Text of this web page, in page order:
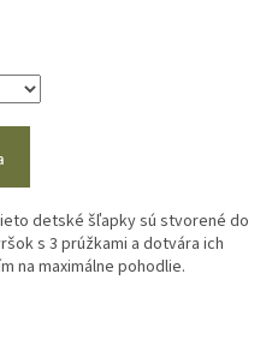
detské šľapky sú stvorené do
s 3 prúžkami a dotvára ich
na maximálne pohodlie.